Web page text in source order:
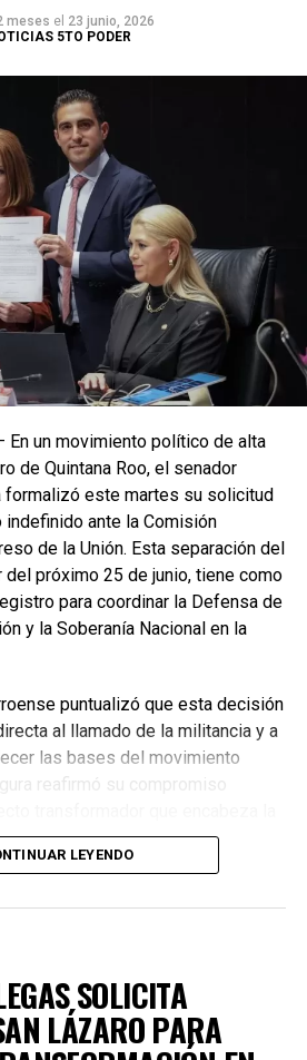
meses el 23 junio, 2026
5TO PODER
En un movimiento político de alta
de Quintana Roo, el senador
formalizó este martes su solicitud
ante la Comisión
de la Unión. Esta separación del
próximo 25 de junio, tiene como
para coordinar la Defensa de
y la Soberanía Nacional en la
puntualizó que esta decisión
al llamado de la militancia y a
las bases del movimiento
reafirmó su compromiso
Claudia Sheinbaum Pardo,
del bienestar social
LEYENDO
SOLICITA
LÁZARO PARA